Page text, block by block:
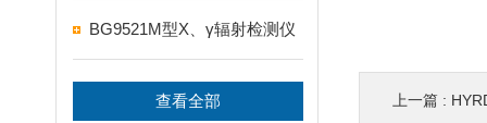
BG9521M型X、γ辐射检测仪
查看全部 上一篇 :